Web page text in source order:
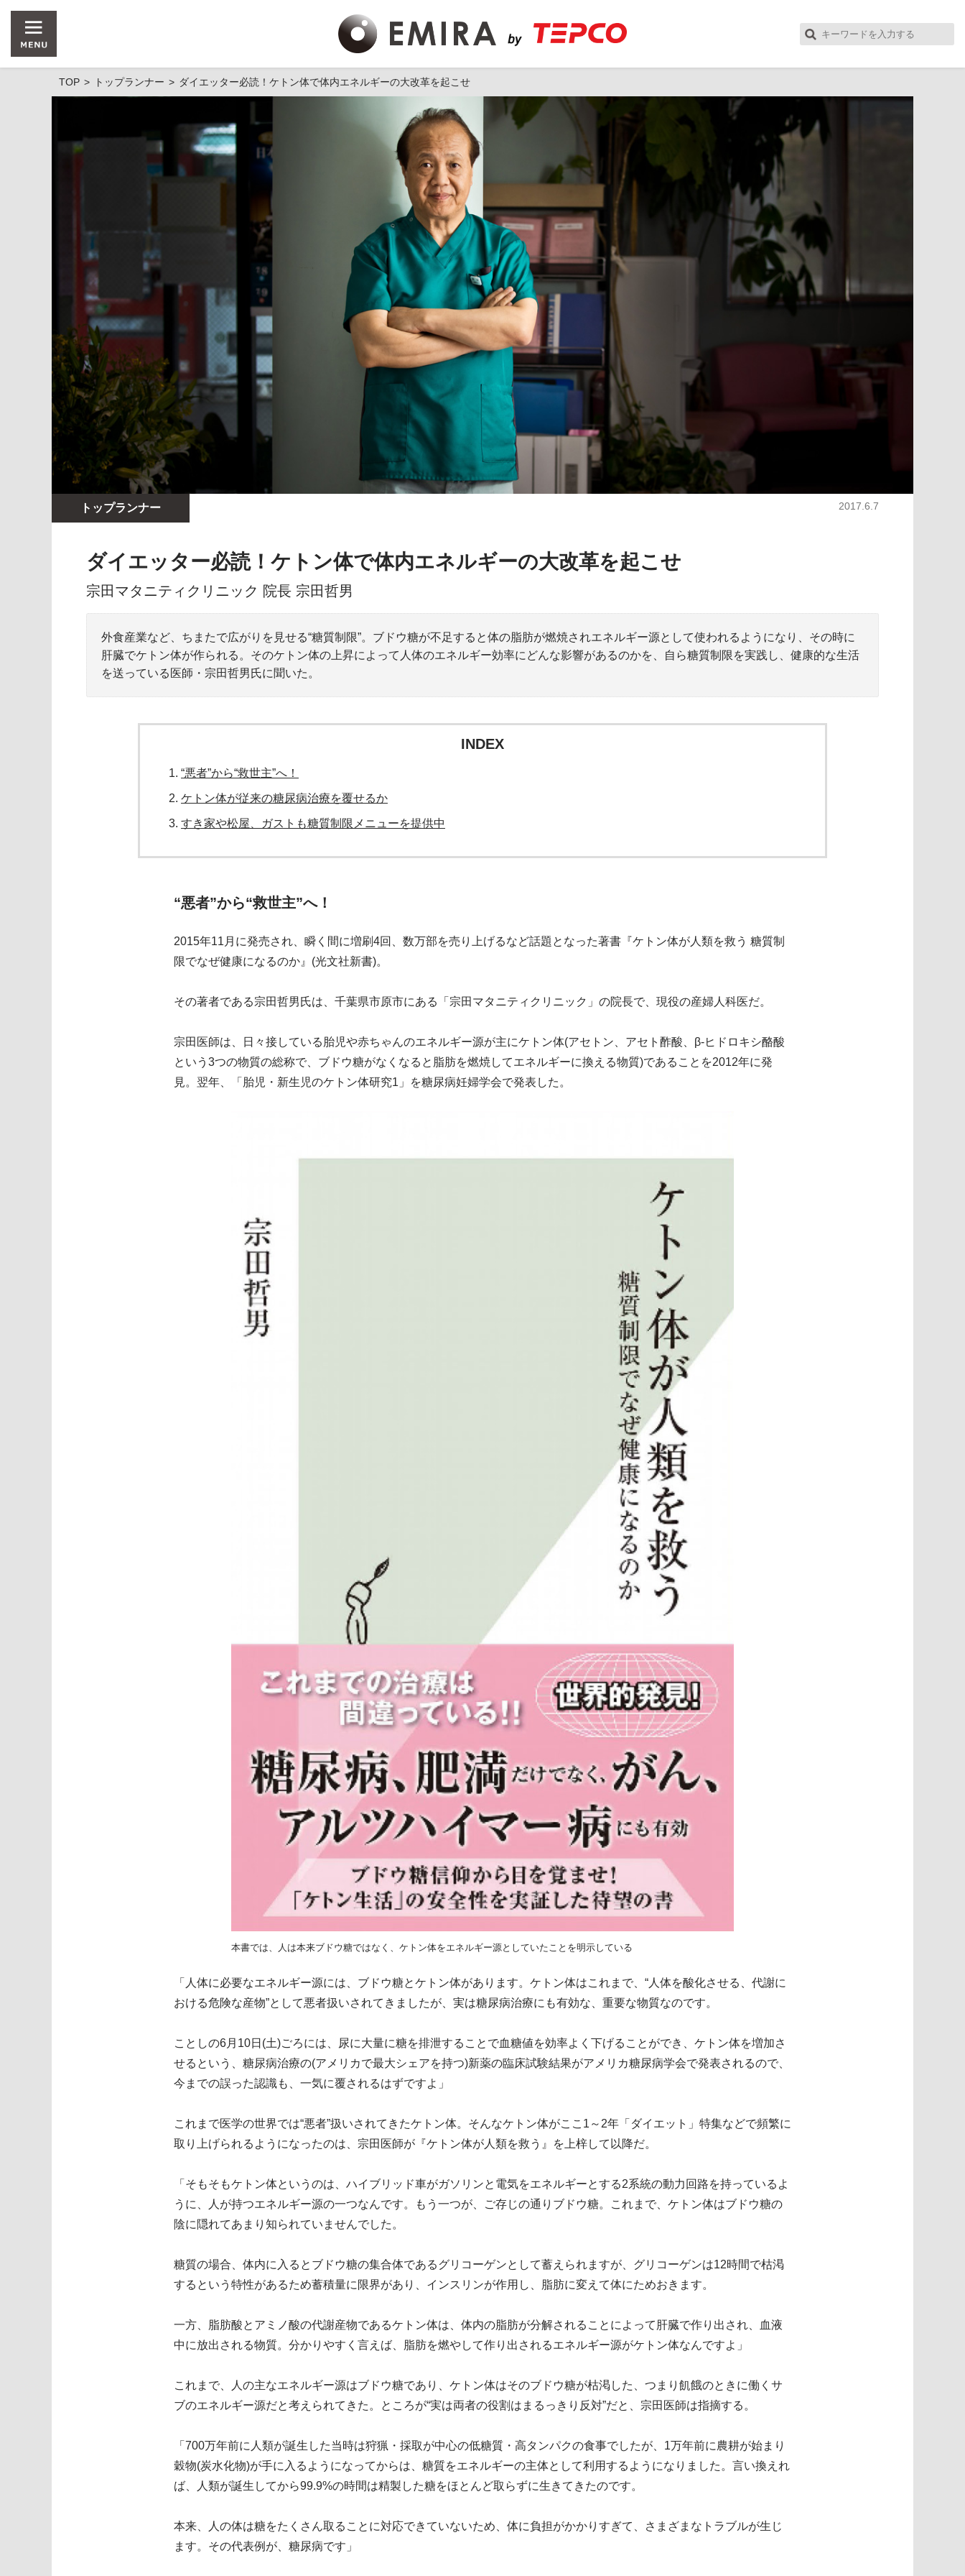
TOP トップランナー ダイエッター必読！ケトン体で体内エネルギーの大改革を起こせ
トップランナー 2017.6.7
ダイエッター必読！ケトン体で体内エネルギーの大改革を起こせ
宗田マタニティクリニック 院長 宗田哲男
外食産業など、ちまたで広がりを見せる“糖質制限”。ブドウ糖が不足すると体の脂肪が燃焼されエネルギー源として使われるようになり、その時に
肝臓でケトン体が作られる。そのケトン体の上昇によって人体のエネルギー効率にどんな影響があるのかを、自ら糖質制限を実践し、健康的な生活
を送っている医師・宗田哲男氏に聞いた。
INDEX
“悪者”から“救世主”へ！
ケトン体が従来の糖尿病治療を覆せるか
すき家や松屋、ガストも糖質制限メニューを提供中
“悪者”から“救世主”へ！
2015年11月に発売され、瞬く間に増刷4回、数万部を売り上げるなど話題となった著書『ケトン体が人類を救う 糖質制
限でなぜ健康になるのか』(光文社新書)。
その著者である宗田哲男氏は、千葉県市原市にある「宗田マタニティクリニック」の院長で、現役の産婦人科医だ。
宗田医師は、日々接している胎児や赤ちゃんのエネルギー源が主にケトン体(アセトン、アセト酢酸、β-ヒドロキシ酪酸
という3つの物質の総称で、ブドウ糖がなくなると脂肪を燃焼してエネルギーに換える物質)であることを2012年に発
見。翌年、「胎児・新生児のケトン体研究1」を糖尿病妊婦学会で発表した。
本書では、人は本来ブドウ糖ではなく、ケトン体をエネルギー源としていたことを明示している
「人体に必要なエネルギー源には、ブドウ糖とケトン体があります。ケトン体はこれまで、“人体を酸化させる、代謝に
おける危険な産物”として悪者扱いされてきましたが、実は糖尿病治療にも有効な、重要な物質なのです。
ことしの6月10日(土)ごろには、尿に大量に糖を排泄することで血糖値を効率よく下げることができ、ケトン体を増加さ
せるという、糖尿病治療の(アメリカで最大シェアを持つ)新薬の臨床試験結果がアメリカ糖尿病学会で発表されるので、
今までの誤った認識も、一気に覆されるはずですよ」
これまで医学の世界では“悪者”扱いされてきたケトン体。そんなケトン体がここ1～2年「ダイエット」特集などで頻繁に
取り上げられるようになったのは、宗田医師が『ケトン体が人類を救う』を上梓して以降だ。
「そもそもケトン体というのは、ハイブリッド車がガソリンと電気をエネルギーとする2系統の動力回路を持っているよ
うに、人が持つエネルギー源の一つなんです。もう一つが、ご存じの通りブドウ糖。これまで、ケトン体はブドウ糖の
陰に隠れてあまり知られていませんでした。
糖質の場合、体内に入るとブドウ糖の集合体であるグリコーゲンとして蓄えられますが、グリコーゲンは12時間で枯渇
するという特性があるため蓄積量に限界があり、インスリンが作用し、脂肪に変えて体にためおきます。
一方、脂肪酸とアミノ酸の代謝産物であるケトン体は、体内の脂肪が分解されることによって肝臓で作り出され、血液
中に放出される物質。分かりやすく言えば、脂肪を燃やして作り出されるエネルギー源がケトン体なんですよ」
これまで、人の主なエネルギー源はブドウ糖であり、ケトン体はそのブドウ糖が枯渇した、つまり飢餓のときに働くサ
ブのエネルギー源だと考えられてきた。ところが“実は両者の役割はまるっきり反対”だと、宗田医師は指摘する。
「700万年前に人類が誕生した当時は狩猟・採取が中心の低糖質・高タンパクの食事でしたが、1万年前に農耕が始まり
穀物(炭水化物)が手に入るようになってからは、糖質をエネルギーの主体として利用するようになりました。言い換えれ
ば、人類が誕生してから99.9%の時間は精製した糖をほとんど取らずに生きてきたのです。
本来、人の体は糖をたくさん取ることに対応できていないため、体に負担がかかりすぎて、さまざまなトラブルが生じ
ます。その代表例が、糖尿病です」